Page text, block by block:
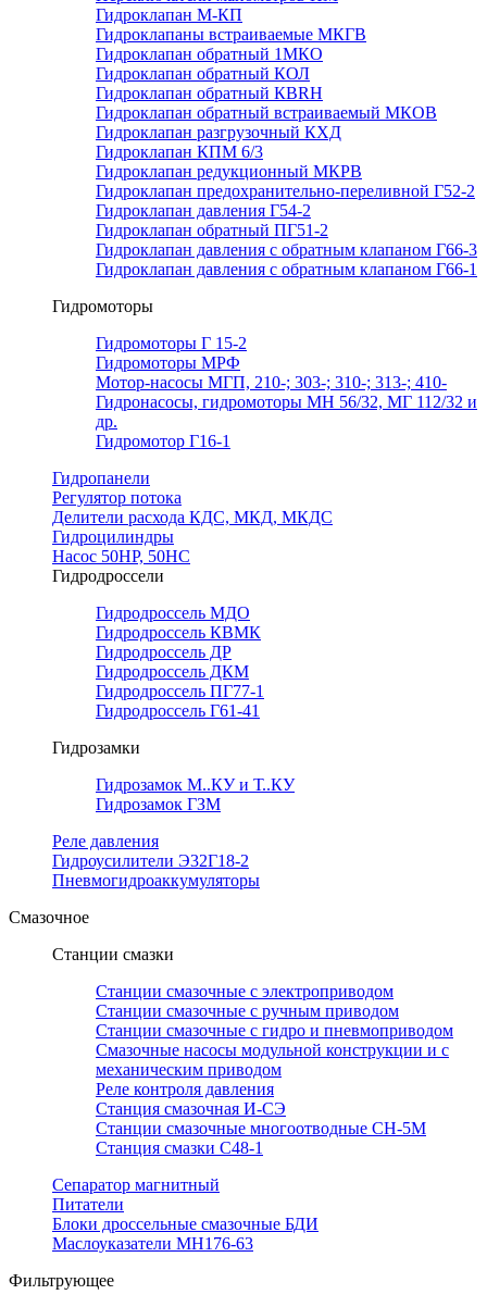
Гидроклапан М-КП
Гидроклапаны встраиваемые МКГВ
Гидроклапан обратный 1МКО
Гидроклапан обратный КОЛ
Гидроклапан обратный КВRН
Гидроклапан обратный встраиваемый МКОВ
Гидроклапан разгрузочный КХД
Гидроклапан КПМ 6/3
Гидроклапан редукционный МКРВ
Гидроклапан предохранительно-переливной Г52-2
Гидроклапан давления Г54-2
Гидроклапан обратный ПГ51-2
Гидроклапан давления с обратным клапаном Г66-3
Гидроклапан давления с обратным клапаном Г66-1
Гидромоторы
Гидромоторы Г 15-2
Гидромоторы МРФ
Мотор-насосы МГП, 210-; 303-; 310-; 313-; 410-
Гидронасосы, гидромоторы МН 56/32, МГ 112/32 и
др.
Гидромотор Г16-1
Гидропанели
Регулятор потока
Делители расхода КДС, МКД, МКДС
Гидроцилиндры
Насос 50НР, 50НС
Гидродроссели
Гидродроссель МДО
Гидродроссель КВМК
Гидродроссель ДР
Гидродроссель ДКМ
Гидродроссель ПГ77-1
Гидродроссель Г61-41
Гидрозамки
Гидрозамок М..КУ и Т..КУ
Гидрозамок ГЗМ
Реле давления
Гидроусилители Э32Г18-2
Пневмогидроаккумуляторы
Смазочное
Станции смазки
Станции смазочные с электроприводом
Станции смазочные с ручным приводом
Станции смазочные с гидро и пневмоприводом
Смазочные насосы модульной конструкции и с
механическим приводом
Реле контроля давления
Станция смазочная И-СЭ
Станции смазочные многоотводные СН-5М
Станция смазки С48-1
Сепаратор магнитный
Питатели
Блоки дроссельные смазочные БДИ
Маслоуказатели МН176-63
Фильтрующее